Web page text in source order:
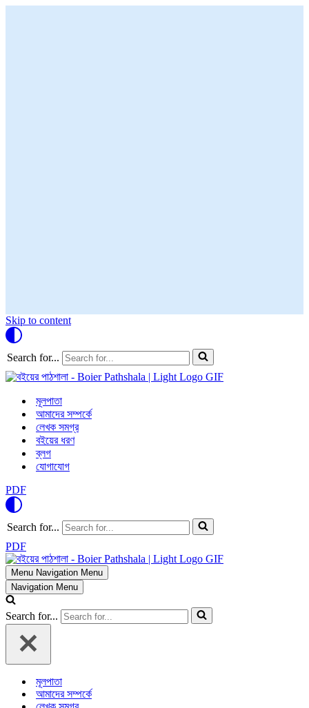
Skip to content
Search for...
মূলপাতা
আমাদের সম্পর্কে
লেখক সমগ্র
বইয়ের ধরণ
ব্লগ
যোগাযোগ
PDF
Search for...
PDF
Menu Navigation Menu
Navigation Menu
Search for...
মূলপাতা
আমাদের সম্পর্কে